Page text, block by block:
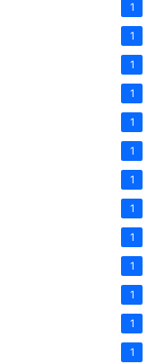
1
1
1
1
1
1
1
1
1
1
1
1
1